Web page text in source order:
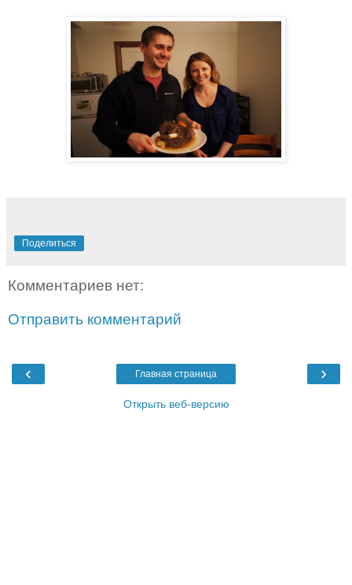
Поделиться
Комментариев нет:
Отправить комментарий
‹ ›
Главная страница
Открыть веб-версию